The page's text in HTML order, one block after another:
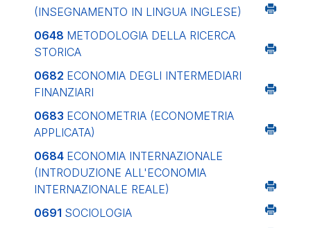
(INSEGNAMENTO IN LINGUA INGLESE)
0648 METODOLOGIA DELLA RICERCA
STORICA
0682 ECONOMIA DEGLI INTERMEDIARI
FINANZIARI
0683 ECONOMETRIA (ECONOMETRIA
APPLICATA)
0684 ECONOMIA INTERNAZIONALE
(INTRODUZIONE ALL'ECONOMIA
INTERNAZIONALE REALE)
0691 SOCIOLOGIA